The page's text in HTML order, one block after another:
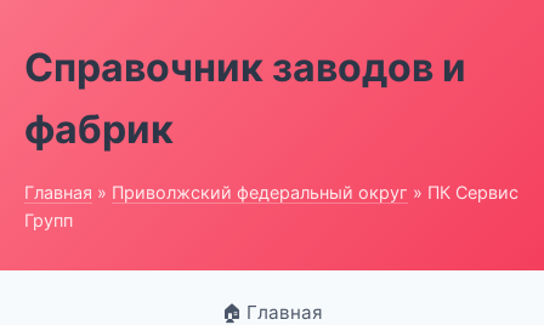
Справочник заводов и
фабрик
Главная » Приволжский федеральный округ » ПК Сервис
Групп
🏠 Главная